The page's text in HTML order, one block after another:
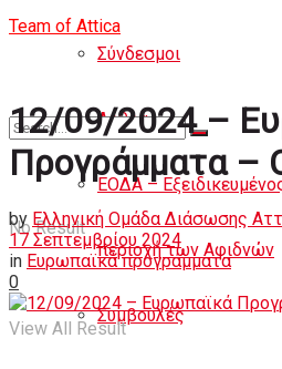
Σύνδεσμοι
Άρθρα
ΕΟΔΑ –
περιοχή των Αφιδνών
Συμβουλές
No Result
View All Result
12/09/2024 –
Προγράμματα –
by Ελληνική Ομάδα Διάσωσης
17 Σεπτεμβρίου 2024
in Ευρωπαϊκά προγράμματα
0